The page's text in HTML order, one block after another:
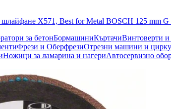
шлайфане X571, Best for Metal BOSCH 125 mm G
за бетонБормашиниКъртачиВинтоверти и
Фрези и ОберфрезиОтрезни машини и
Ножици за ламарина и нагериАвтосервизно